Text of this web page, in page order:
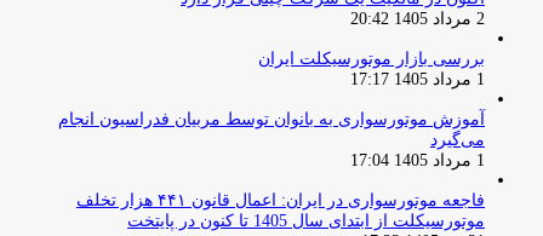
2 مرداد 1405 20:42
بررسی بازار موتورسیکلت ایران
1 مرداد 1405 17:17
آموزش موتورسواری به بانوان توسط مربیان فدراسیون انجام
می‌گیرد
1 مرداد 1405 17:04
فاجعه موتورسواری در ایران: اعمال قانون ۴۴۱ هزار تخلف
موتورسیکلت از ابتدای سال 1405 تا کنون در پایتخت